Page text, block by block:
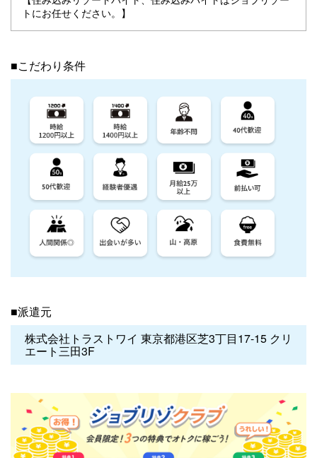
トにお任せください。】
■こだわり条件
■派遣元
株式会社トラストワイ 東京都港区芝3丁目17-15 クリ
エート三田3F